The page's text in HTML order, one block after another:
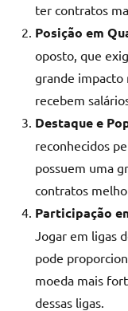
ter contratos
Posição em
oposto, que
grande
recebem
Destaque e
reconhecidos
possuem uma
contratos
Participação
Jogar em ligas
pode
moeda mais
dessas ligas.